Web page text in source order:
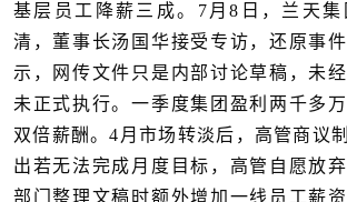
基层员工降薪三成。7月8日，兰天
清，董事长汤国华接受专访，还原事
示，网传文件只是内部讨论草稿，未
未正式执行。一季度集团盈利两千多
双倍薪酬。4月市场转淡后，高管商议
出若无法完成月度目标，高管自愿放
部门整理文稿时额外增加一线员工薪